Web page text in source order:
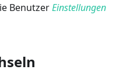
BenutzerEinstellungen